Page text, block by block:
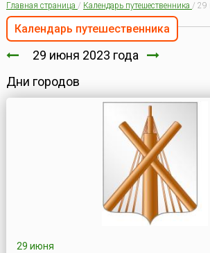
Главная страница / Календарь путешественника / 29
Календарь путешественника
29 июня 2023 года
Дни городов
29 июня